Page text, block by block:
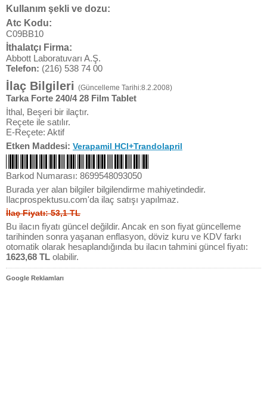
Kullanım şekli ve dozu:
Atc Kodu:
C09BB10
İthalatçı Firma:
Abbott Laboratuvarı A.Ş.
Telefon: (216) 538 74 00
İlaç Bilgileri (Güncelleme Tarihi:8.2.2008)
Tarka Forte 240/4 28 Film Tablet
İthal, Beşeri bir ilaçtır.
Reçete ile satılır.
E-Reçete: Aktif
Etken Maddesi: Verapamil HCl+Trandolapril
Barkod Numarası: 8699548093050
Burada yer alan bilgiler bilgilendirme mahiyetindedir.
Ilacprospektusu.com'da ilaç satışı yapılmaz.
İlaç Fiyatı: 53,1 TL
Bu ilacın fiyatı güncel değildir. Ancak en son fiyat güncelleme
tarihinden sonra yaşanan enflasyon, döviz kuru ve KDV farkı
otomatik olarak hesaplandığında bu ilacın tahmini güncel fiyatı:
1623,68 TL olabilir.
Google Reklamları